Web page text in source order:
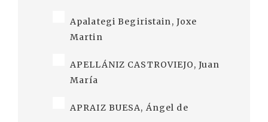
Apalategi Begiristain, Joxe
Martin
APELLÁNIZ CASTROVIEJO, Juan
María
APRAIZ BUESA, Ángel de